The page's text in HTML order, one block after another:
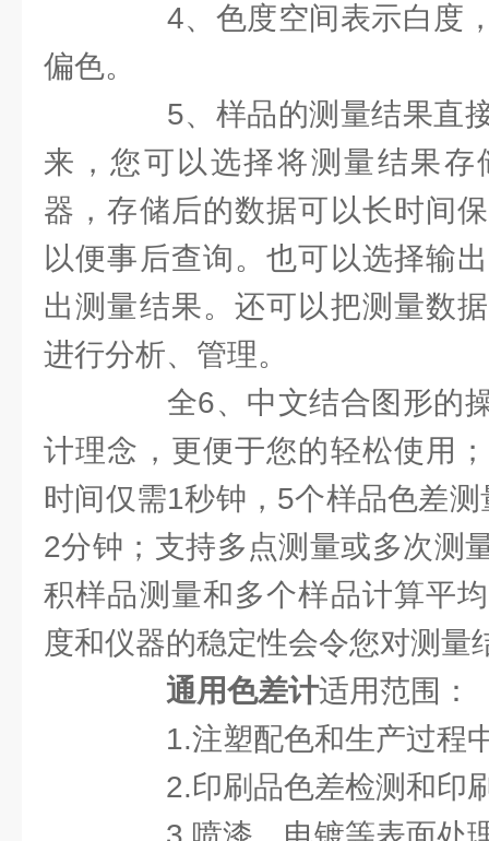
4、色度空间表示白度，
偏色。
5、样品的测量结果直接
来，您可以选择将测量结果
器，存储后的数据可以长时间
以便事后查询。也可以选择输
出测量结果。还可以把测量数
进行分析、管理。
全6、中文结合图形的操
计理念，更便于您的轻松使用
时间仅需1秒钟，5个样品色差
2分钟；支持多点测量或多次测
积样品测量和多个样品计算平
度和仪器的稳定性会令您对测量
通用色差计适用范围：
1.注塑配色和生产过程
2.印刷品色差检测和印